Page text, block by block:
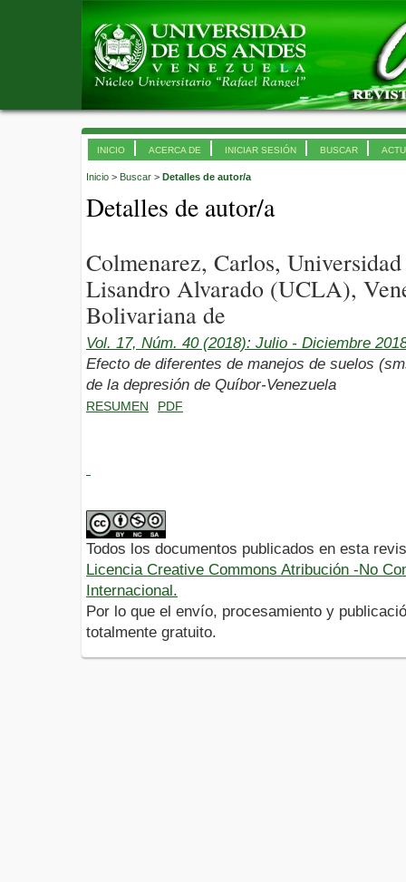
INICIO ACERCA DE INICIAR SESIÓN BUSCAR
Inicio > Buscar > Detalles de autor/a
Detalles de autor/a
Colmenarez, Carlos,
Lisandro Alvarado (UCLA),
Bolivariana de
Vol. 17, Núm. 40 (2018): Julio - Diciembre
Efecto de diferentes de manejos de suelos
de la depresión de Quíbor-Venezuela
RESUMEN PDF
Todos los documentos publicados en esta
Licencia Creative Commons Atribución -No
Internacional.
Por lo que el envío, procesamiento y
totalmente gratuito.